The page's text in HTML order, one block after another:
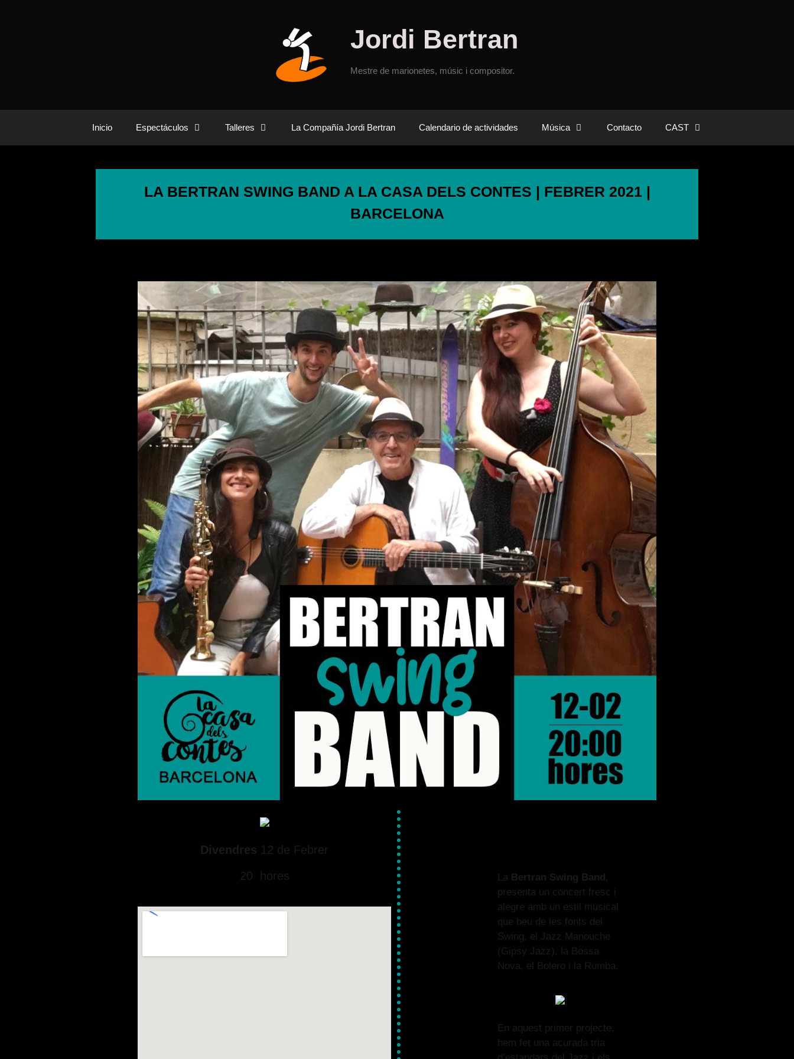
Jordi Bertran
Mestre de marionetes, músic i compositor.
Inicio Espectáculos Talleres La Compañía Jordi Bertran Calendario de actividades Música Contacto CAST
LA BERTRAN SWING BAND A LA CASA DELS CONTES | FEBRER 2021 |
BARCELONA
Divendres 12 de Febrer
20 hores
La Bertran Swing Band ,
presenta un concert fresc i
alegre amb un estil musical
que beu de les fonts del
Swing, el Jazz Manouche
(Gipsy Jazz), la Bossa
Nova, el Bolero i la Rumba.
En aquest primer projecte,
hem fet una acurada tria